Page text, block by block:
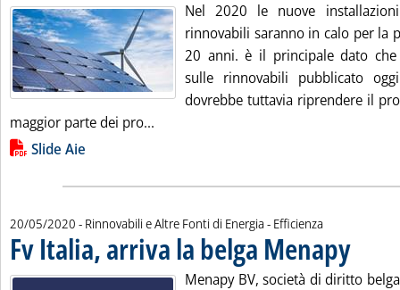
Nel 2020 le nuove
rinnovabili saranno in calo per la
20 anni. è il principale dato
sulle rinnovabili pubblicato
dovrebbe tuttavia riprendere il
maggior parte dei pro...
Lista allegati PDF alla notizia
Slide Aie
20/05/2020 - Rinnovabili e Altre Fonti di Energia - Efficienza
Fv Italia, arriva la belga Menapy.
Menapy BV, società di diritto